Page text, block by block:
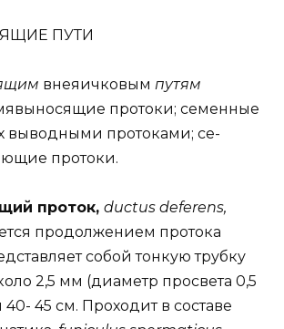
ПУТИ
внеяичковым путям
протоки; семенные
выводными протоками; се-
протоки.
проток, ductus deferens,
продолжением протока
собой тонкую трубку
2,5 мм (диаметр просвета 0,5
45 см. Проходит в составе